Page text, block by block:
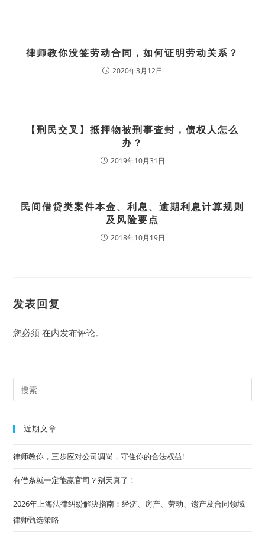
律师教你没签劳动合同，如何证明劳动关系？
2020年3月12日
【刑民交叉】抵押物被刑事查封，债权人怎么
办？
2019年10月31日
民间借贷类案件本金、利息、逾期利息计算规则
及风险要点
2018年10月19日
发表回复
您必须在内发布评论。
近期文章
律师教你，三步应对公司调岗，守住你的合法权益!
有借条就一定能赢官司？别天真了！
2026年上海法律纠纷解决指南：经济、房产、劳动、遗产及合同领域
律师甄选策略